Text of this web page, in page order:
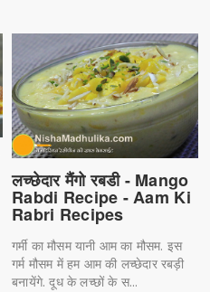
लच्छेदार मैंगो रबडी - Mango
Rabdi Recipe - Aam Ki
Rabri Recipes
गर्मी का मौसम यानी आम का मौसम. इस
गर्म मौसम में हम आम की लच्छेदार रबड़ी
बनायेंगे. दूध के लच्छों के स...